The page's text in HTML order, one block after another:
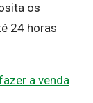
os
24 horas
a venda